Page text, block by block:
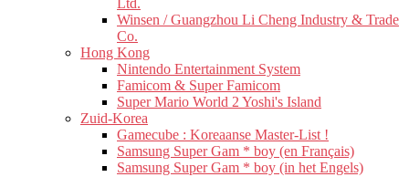
Ltd.
Winsen / Guangzhou Li Cheng Industry & Trade
Co.
Hong Kong
Nintendo Entertainment System
Famicom & Super Famicom
Super Mario World 2 Yoshi's Island
Zuid-Korea
Gamecube : Koreaanse Master-List !
Samsung Super Gam * boy (en Français)
Samsung Super Gam * boy (in het Engels)